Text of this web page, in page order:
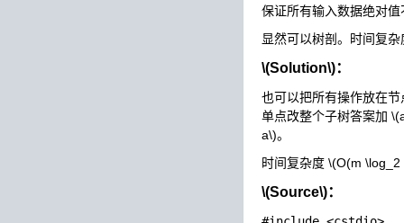
保证所有输入数据绝对
显然可以树剖。时间复
\(Solution\)：
也可以把所有操作放在节
单点改整个子树答案加
a\)。
时间复杂度 \(O(m \log_2
\(Source\)：